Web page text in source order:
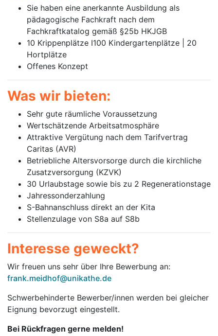
Sie haben eine anerkannte Ausbildung als
pädagogische Fachkraft nach dem
Fachkraftkatalog gemäß §25b HKJGB
10 Krippenplätze I100 Kindergartenplätze | 20
Hortplätze
Offenes Konzept
Was wir bieten:
Sehr gute räumliche Voraussetzung
Wertschätzende Arbeitsatmosphäre
Attraktive Vergütung nach dem Tarifvertrag
Caritas (AVR)
Betriebliche Altersvorsorge durch die kirchliche
Zusatzversorgung (KZVK)
30 Urlaubstage sowie bis zu 2 Regenerationstage
Jahressonderzahlung
S-Bahnanschluss direkt an der Kita
Stellenzulage von S8a auf S8b
Interesse geweckt?
Wir freuen uns sehr über Ihre Bewerbung an:
frank.meidhof@unikathe.de
Schwerbehinderte Bewerber/innen werden bei gleicher
Eignung bevorzugt eingestellt.
Bei Rückfragen gerne melden!